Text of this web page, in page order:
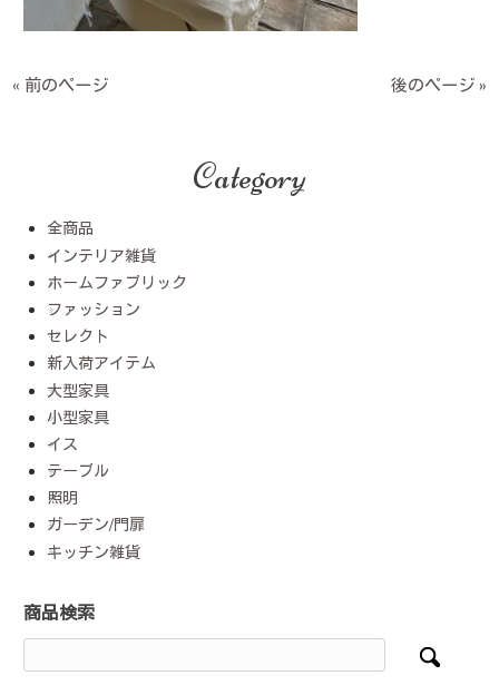
« 前のページ 後のページ »
Category
全商品
インテリア雑貨
ホームファブリック
ファッション
セレクト
新入荷アイテム
大型家具
小型家具
イス
テーブル
照明
ガーデン/門扉
キッチン雑貨
商品検索